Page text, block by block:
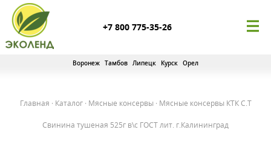
+7 800 775-35-26
Воронеж Тамбов Липецк Курск Орел
Главная · Каталог· Мясные консервы · Мясные консервы КТК С.Т
Свинина тушеная 525г в\с ГОСТ лит. г.Калининград